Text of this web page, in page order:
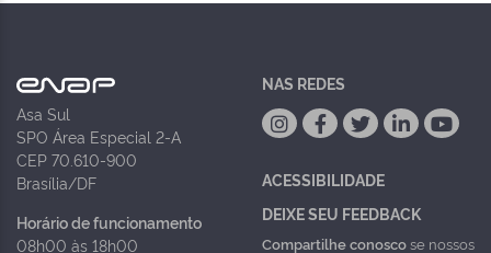
Asa Sul
SPO Área Especial 2-A
CEP 70.610-900
Brasília/DF
Horário de funcionamento
08h00 às 18h00
NAS REDES
ACESSIBILIDADE
DEIXE SEU FEEDBACK
Compartilhe conoscose nossos